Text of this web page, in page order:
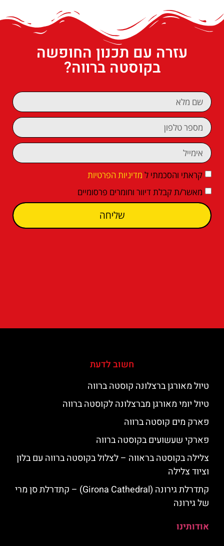
עזרה עם תכנון החופשה
בקוסטה ברווה?
קראתי והסכמתי ל מדיניות הפרטיות
מאשר/ת קבלת דיוור וחומרים פרסומיים
שליחה
חשוב לדעת
טיול מאורגן ברצלונה קוסטה ברווה
טיול יומי מאורגן מברצלונה לקוסטה ברווה
פארק מים קוסטה ברווה
פארקי שעשועים בקוסטה ברווה
צלילה בקוסטה בראווה – לצלול בקוסטה ברווה עם בלון
וציוד צלילה
קתדרלת גירונה (Girona Cathedral) – קתדרלת סן מרי
של גירונה
אודותינו